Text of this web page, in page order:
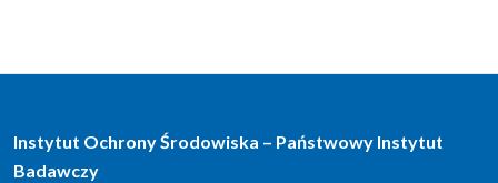
Instytut Ochrony Środowiska – Państwowy Instytut
Badawczy